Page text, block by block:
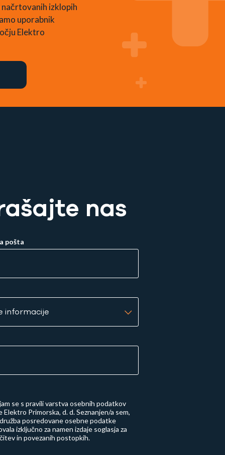
načrtovanih izklopih
uporabnik
Elektro
nas
pošta
se s pravili varstva osebnih podatkov
Elektro Primorska, d. d.Seznanjen/a sem,
posredovane osebne podatke
izključno za namen izdaje soglasja za
in povezanih postopkih.